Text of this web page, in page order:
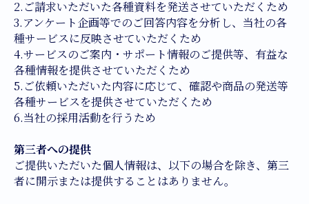
会社概要
採用情報
お問い合わせ
2.ご請求いただいた各種資料を発送させていただくため
3.アンケート企画等でのご回答内容を分析し、当社の各
種サービスに反映させていただくため
4.サービスのご案内・サポート情報のご提供等、有益な
各種情報を提供させていただくため
5.ご依頼いただいた内容に応じて、確認や商品の発送等
各種サービスを提供させていただくため
6.当社の採用活動を行うため
第三者への提供
ご提供いただいた個人情報は、以下の場合を除き、第三
者に開示または提供することはありません。